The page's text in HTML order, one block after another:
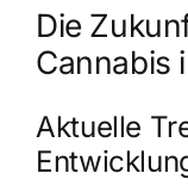
Die
Cannabis
Aktuelle